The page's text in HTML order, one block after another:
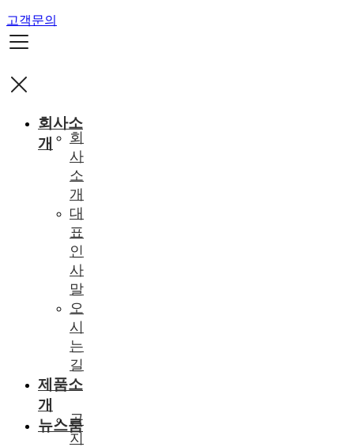
고객문의
회사소
개
회
사
소
개
대
표
인
사
말
오
시
는
길
제품소
개
뉴스룸
공
지